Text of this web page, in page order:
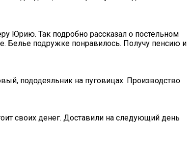
Юрию. Так подробно рассказал о постельном
Белье подружке понравилось. Получу пенсию и
пододеяльник на пуговицах. Производство
своих денег. Доставили на следующий день